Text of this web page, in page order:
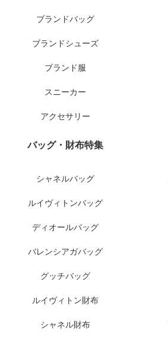
ブランドバッグ
ブランドシューズ
ブランド服
スニーカー
アクセサリー
バッグ・財布特集
シャネルバッグ
ルイヴィトンバッグ
ディオールバッグ
バレンシアガバッグ
グッチバッグ
ルイヴィトン財布
シャネル財布